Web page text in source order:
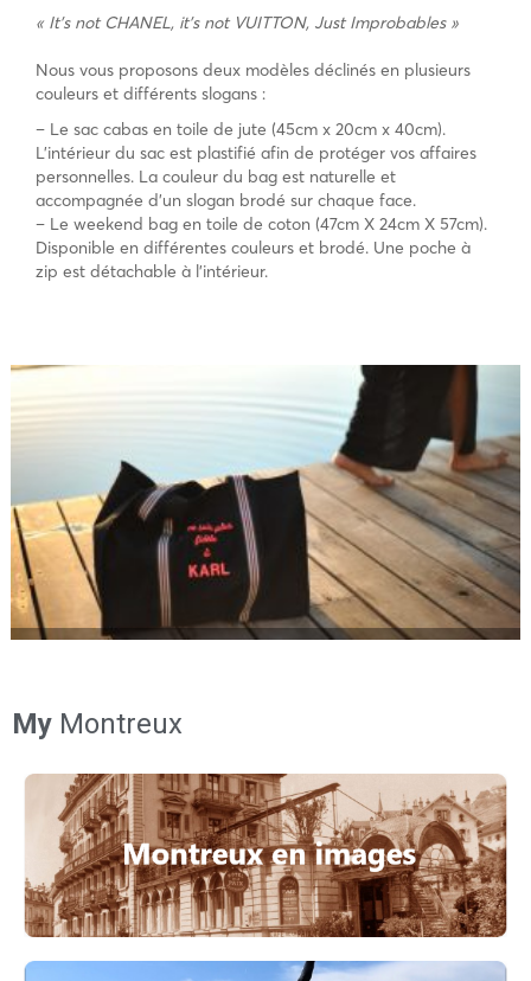
« It’s not CHANEL, it’s not VUITTON, Just Improbables »
Nous vous proposons deux modèles déclinés en plusieurs
couleurs et différents slogans :
– Le sac cabas en toile de jute (45cm x 20cm x 40cm).
L’intérieur du sac est plastifié afin de protéger vos affaires
personnelles. La couleur du bag est naturelle et
accompagnée d’un slogan brodé sur chaque face.
– Le weekend bag en toile de coton (47cm X 24cm X 57cm).
Disponible en différentes couleurs et brodé. Une poche à
zip est détachable à l’intérieur.
My Montreux